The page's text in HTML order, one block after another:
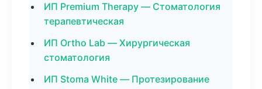
ИП Premium Therapy — Стоматология
терапевтическая
ИП Ortho Lab — Хирургическая
стоматология
ИП Stoma White — Протезирование